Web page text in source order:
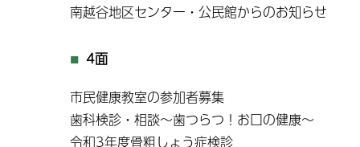
南越谷地区センター・公民館からのお知らせ
4面
市民健康教室の参加者募集
歯科検診・相談〜歯つらつ！お口の健康〜
令和3年度骨粗しょう症検診